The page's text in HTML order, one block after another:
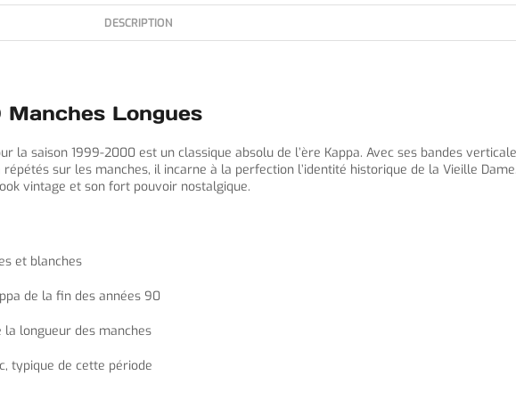
DESCRIPTION
Longues
saison 1999-2000 est un classique absolu de l’ère Kappa. Avec ses bandes
sur les manches, il incarne à la perfection l’identité historique de la Vieille
vintage et son fort pouvoir nostalgique.
et blanches
de la fin des années 90
longueur des manches
typique de cette période